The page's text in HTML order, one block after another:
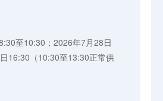
至10:30；2026年7月28日
16:30（10:30至13:30正常供
街店铺用户进行...